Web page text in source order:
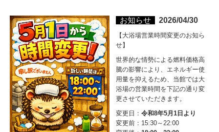
お知らせ 2026/04/30
【大浴場営業時間変更のお知ら
せ】
世界的な情勢による燃料価格高
騰の影響により、エネルギー使
用量を抑えるため、当館では大
浴場の営業時間を下記の通り変
更させていただきます。
変更日： 令和8年5月1日より
変更前：15:30～22:00